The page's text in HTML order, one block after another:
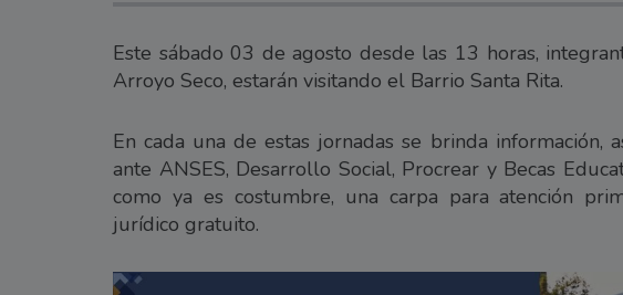
Este sábado 03 de agosto desde las 13 horas,
Arroyo Seco, estarán visitando el Barrio Santa Rita.
En cada una de estas jornadas se brinda información,
ante ANSES, Desarrollo Social, Procrear y Becas
como ya es costumbre, una carpa para atención
jurídico gratuito.